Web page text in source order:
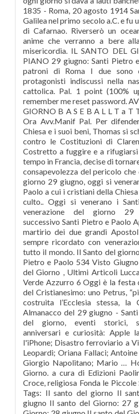
1835 - Roma, 20 agosto 1914
Galilea nel primo secolo a.C. e fu
di Cafarnao. Riverserò un
anime che verranno a bere
misericordia. IL SANTO DEL
PIANO 29 giugno: Santi Pietro
patroni di Roma I due sono
protagonisti indiscussi nella
cattolica. Pal. 1 point (100%
remember me reset password.
GIORNO B A S E B A L L T a T
Ora Avv.Manif Pal. Per
Chiesa e i suoi beni, Thomas si
contro le Costituzioni di
Costretto a fuggire e a
tempo in Francia, decise di
consapevolezza del pericolo che
giorno 29 giugno, oggi si
Paolo a cui i cristiani della
culto.. Oggi si venerano i
venerazione del giorno 29
successivo Santi Pietro e Paolo
martirio dei due grandi
sempre ricordato con
tutto il mondo. Il Santo del
Pietro e Paolo 534 Visto
del Giorno , Ultimi Articoli
Verde Azzurro 6 Oggi è la festa
del Cristianesimo: uno Petrus,
costruita l’Ecclesia stessa, la
Almanacco del 29 giugno -
del giorno, eventi storici,
anniversari e curiosità: Apple
l'iPhone; Disastro ferroviario a
Leopardi; Oriana Fallaci;
Giorgio Napolitano; Mario …
Giorno. a cura di Edizioni
Croce, religiosa Fonda le
Tags: Il santo del giorno Il
giugno Il santo del Giorno: 27